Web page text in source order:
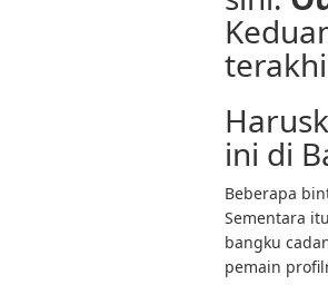
ini di
Beberapa
Sementara
bangku
pemain